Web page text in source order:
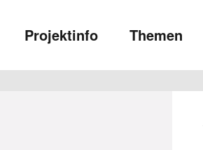
Projektinfo Themen